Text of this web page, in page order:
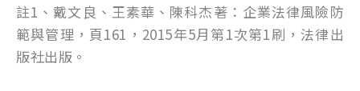
註1、戴文良、王素華、陳科杰著：企業法律風險防
範與管理，頁161，2015年5月第1次第1刷，法律出
版社出版。